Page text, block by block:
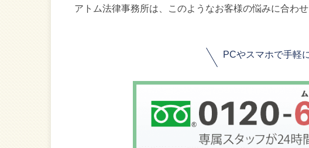
アトム法律事務所は、このようなお客様の悩みに合わ
PCやスマホで手軽